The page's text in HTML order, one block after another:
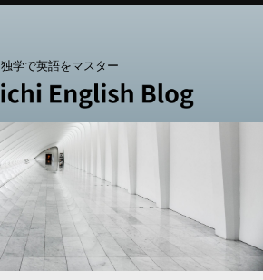
独学で英語をマスター